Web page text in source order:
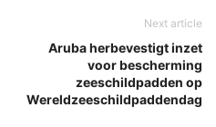
Next article
Aruba herbevestigt inzet
voor bescherming
zeeschildpadden op
Wereldzeeschildpaddendag